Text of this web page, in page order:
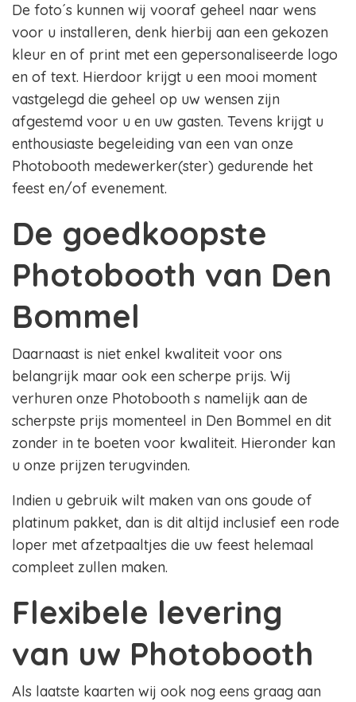
De foto´s kunnen wij vooraf geheel naar wens
voor u installeren, denk hierbij aan een gekozen
kleur en of print met een gepersonaliseerde logo
en of text. Hierdoor krijgt u een mooi moment
vastgelegd die geheel op uw wensen zijn
afgestemd voor u en uw gasten. Tevens krijgt u
enthousiaste begeleiding van een van onze
Photobooth medewerker(ster) gedurende het
feest en/of evenement.
De goedkoopste
Photobooth van Den
Bommel
Daarnaast is niet enkel kwaliteit voor ons
belangrijk maar ook een scherpe prijs. Wij
verhuren onze Photobooth s namelijk aan de
scherpste prijs momenteel in Den Bommel en dit
zonder in te boeten voor kwaliteit. Hieronder kan
u onze prijzen terugvinden.
Indien u gebruik wilt maken van ons goude of
platinum pakket, dan is dit altijd inclusief een rode
loper met afzetpaaltjes die uw feest helemaal
compleet zullen maken.
Flexibele levering
van uw Photobooth
Als laatste kaarten wij ook nog eens graag aan